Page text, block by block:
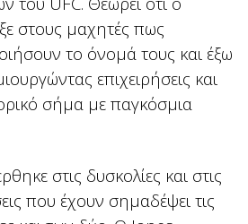
στους μαχητές πως
το όνομά τους και έξω
επιχειρήσεις και
σήμα με παγκόσμια
στις δυσκολίες και στις
που έχουν σημαδέψει τις